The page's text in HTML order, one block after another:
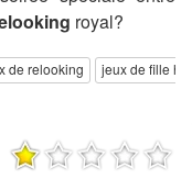
royal?
de relooking jeux de fille